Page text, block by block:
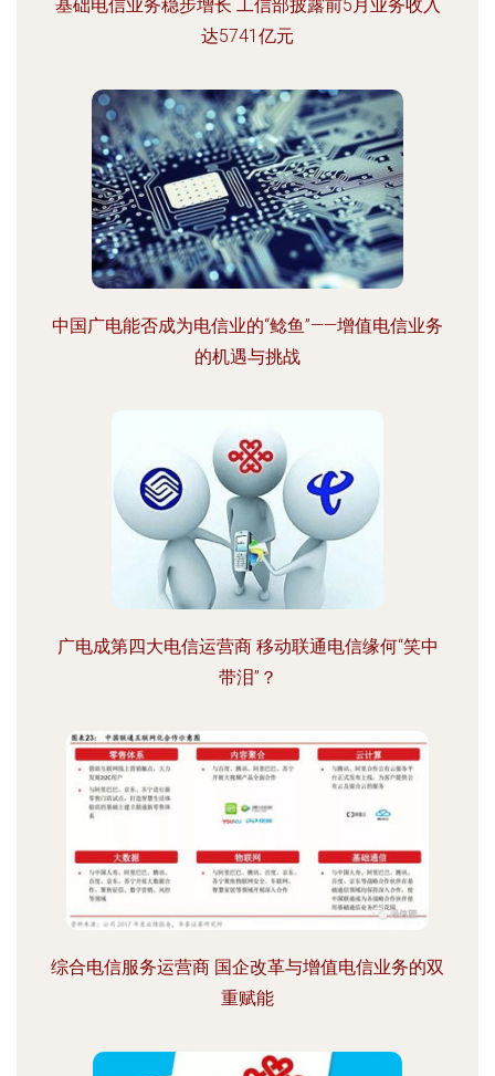
基础电信业务稳步增长 工信部披露前5月业务收入
达5741亿元
中国广电能否成为电信业的“鲶鱼”——增值电信业务
的机遇与挑战
广电成第四大电信运营商 移动联通电信缘何“笑中
带泪”？
综合电信服务运营商 国企改革与增值电信业务的双
重赋能